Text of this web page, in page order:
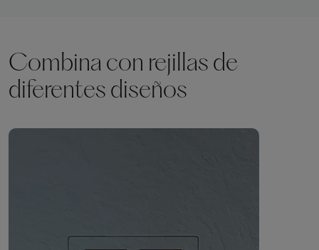
Combina con rejillas de
diferentes diseños